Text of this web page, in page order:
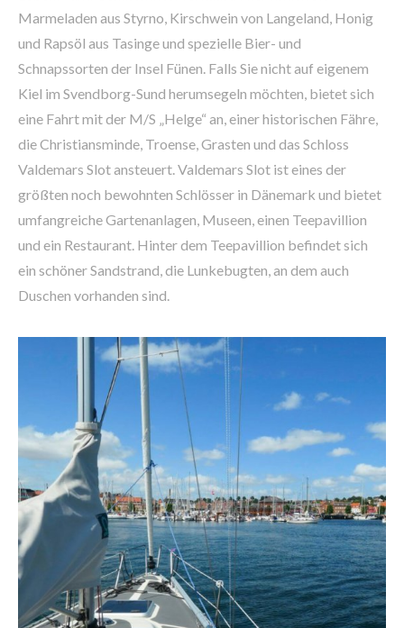
Marmeladen aus Styrno, Kirschwein von Langeland, Honig
und Rapsöl aus Tasinge und spezielle Bier- und
Schnapssorten der Insel Fünen. Falls Sie nicht auf eigenem
Kiel im Svendborg-Sund herumsegeln möchten, bietet sich
eine Fahrt mit der M/S „Helge“ an, einer historischen Fähre,
die Christiansminde, Troense, Grasten und das Schloss
Valdemars Slot ansteuert. Valdemars Slot ist eines der
größten noch bewohnten Schlösser in Dänemark und bietet
umfangreiche Gartenanlagen, Museen, einen Teepavillion
und ein Restaurant. Hinter dem Teepavillion befindet sich
ein schöner Sandstrand, die Lunkebugten, an dem auch
Duschen vorhanden sind.